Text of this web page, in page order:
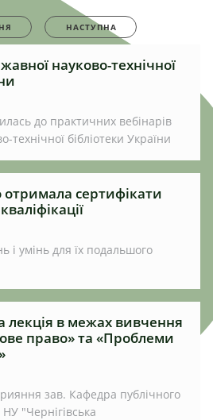
НАСТУПНА
науково-технічної
до практичних вебінарів
технічної бібліотеки України
сертифікати
і умінь для їх подальшого
лекція в межах вивчення
право» та «Проблеми
зав. Кафедра публічного
"Чернігівська